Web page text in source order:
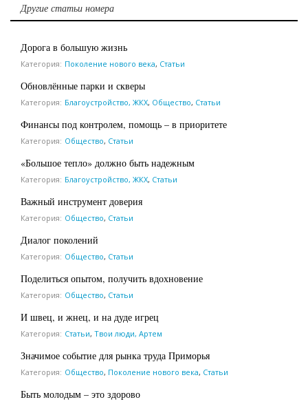
Другие статьи номера
Дорога в большую жизнь
Категория: Поколение нового века, Статьи
Обновлённые парки и скверы
Категория: Благоустройство, ЖКХ, Общество, Статьи
Финансы под контролем, помощь – в приоритете
Категория: Общество, Статьи
«Большое тепло» должно быть надежным
Категория: Благоустройство, ЖКХ, Статьи
Важный инструмент доверия
Категория: Общество, Статьи
Диалог поколений
Категория: Общество, Статьи
Поделиться опытом, получить вдохновение
Категория: Общество, Статьи
И швец, и жнец, и на дуде игрец
Категория: Статьи, Твои люди, Артем
Значимое событие для рынка труда Приморья
Категория: Общество, Поколение нового века, Статьи
Быть молодым – это здорово